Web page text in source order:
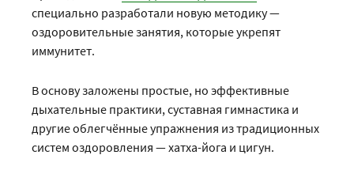
специально разработали новую методику —
оздоровительные занятия, которые укрепят
иммунитет.
В основу заложены простые, но эффективные
дыхательные практики, суставная гимнастика и
другие облегчённые упражнения из традиционных
систем оздоровления — хатха-йога и цигун.